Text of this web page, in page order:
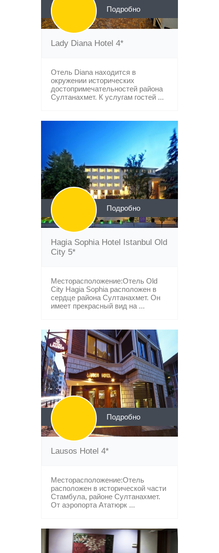
Подробно
Lady Diana Hotel 4*
Отель Diana находится в
окружении исторических
достопримечательностей района
Султанахмет. К услугам гостей ...
Подробно
Hagia Sophia Hotel Istanbul Old
City 5*
Месторасположение:Отель Old
City Hagia Sophia расположен в
сердце района Султанахмет. Он
имеет прекрасный вид на ...
Подробно
Lausos Hotel 4*
Месторасположение:Отель
расположен в исторической части
Стамбула, районе Султанахмет.
От аэропорта Ататюрк ...